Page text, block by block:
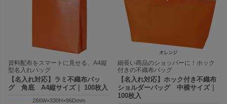
資料配布をスマートに見せる、A4縦
型名入れバッグ
【名入れ対応】ラミ不織布バッ
グ 角底 A4縦サイズ｜ 100枚入
266W×330H×96Dmm
細長い商品のショッパーに！ホック
付きの不織布バッグ
【名入れ対応】ホック付き不織布
ショルダーバッグ 中横サイズ｜
100枚入